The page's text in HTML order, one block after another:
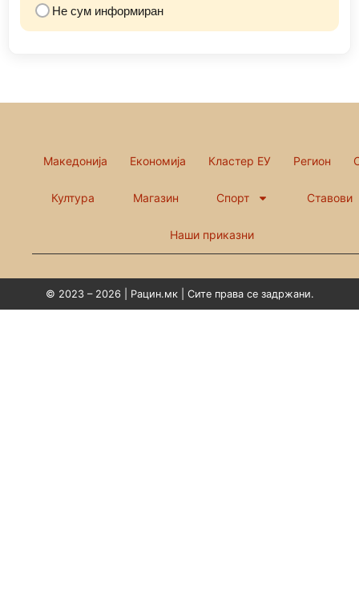
Не сум информиран
Македонија Економија Кластер ЕУ Регион
Култура Магазин Спорт Ставови
Наши приказни
© 2023 – 2026 | Рацин.мк | Сите права се задржани.